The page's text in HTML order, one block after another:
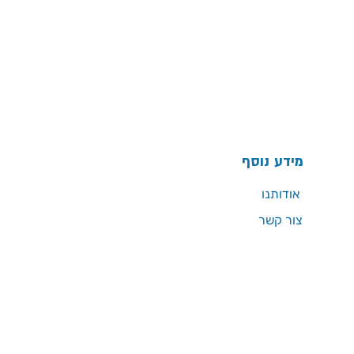
מידע נוסף
אודותנו
צור קשר